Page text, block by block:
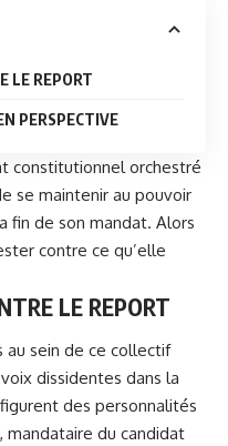
LE REPORT
PERSPECTIVE
constitutionnel orchestré
se maintenir au pouvoir
fin de son mandat. Alors
contre ce qu’elle
LE REPORT
au sein de ce collectif
dissidentes dans la
des personnalités
du candidat